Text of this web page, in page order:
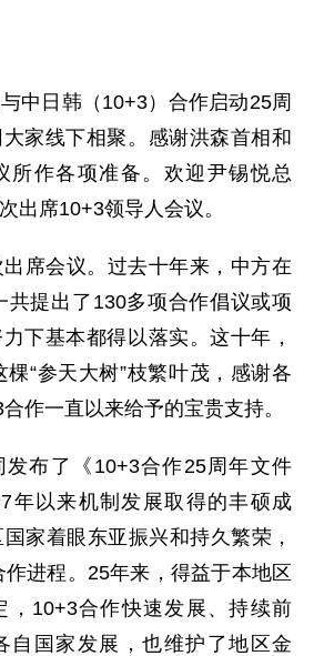
中日韩（10+3）合作启动25周
家线下相聚。感谢洪森首相和
所作各项准备。欢迎尹锡悦总
出席10+3领导人会议。
席会议。过去十年来，中方在
共提出了130多项合作倡议或项
下基本都得以落实。这十年，
“参天大树”枝繁叶茂，感谢各
作一直以来给予的宝贵支持。
发布了《10+3合作25周年文件
年以来机制发展取得的丰硕成
家着眼东亚振兴和持久繁荣，
进程。25年来，得益于本地区
，10+3合作快速发展、持续前
自国家发展，也维护了地区金